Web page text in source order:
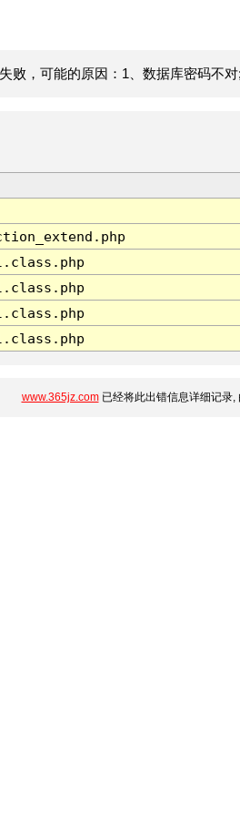
败，可能的原因：1、数据库密码不对
www.365jz.com已经将此出错信息详细记录,